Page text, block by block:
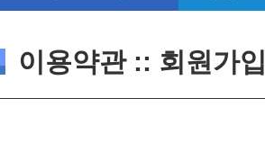
이용약관 :: 회원가입